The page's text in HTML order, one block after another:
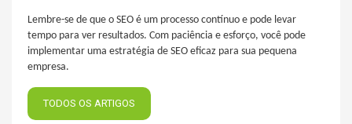
Lembre-se de que o SEO é um processo contínuo e pode levar
tempo para ver resultados. Com paciência e esforço, você pode
implementar uma estratégia de SEO eficaz para sua pequena
empresa.
TODOS OS ARTIGOS